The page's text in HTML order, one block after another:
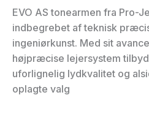
EVO AS tonearmen fra Pro-
indbegrebet af teknisk
ingeniørkunst. Med sit
højpræcise lejersystem
uforlignelig lydkvalitet og
oplagte valg